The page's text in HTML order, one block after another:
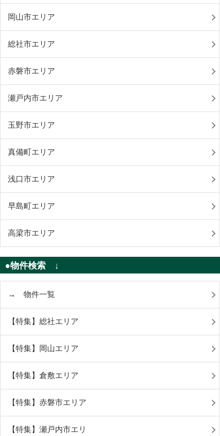
岡山市エリア
総社市エリア
赤磐市エリア
瀬戸内市エリア
玉野市エリア
真備町エリア
浅口市エリア
早島町エリア
高梁市エリア
●物件検索 ↓
→ 物件一覧
【特集】総社エリア
【特集】岡山エリア
【特集】倉敷エリア
【特集】赤磐市エリア
【特集】瀬戸内市エリ